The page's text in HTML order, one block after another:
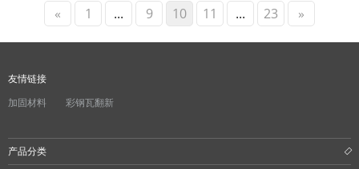
« 1 ... 9 10 11 ... 23 »
友情链接
加固材料
彩钢瓦翻新
产品分类